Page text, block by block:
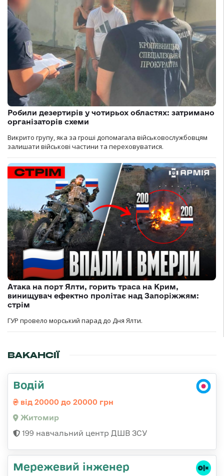
Робили дезертирів у чотирьох областях: затримано
організаторів схеми
Викрито групу, яка за гроші допомагала військовослужбовцям
залишати військові частини та переховуватися.
Атака на порт Ялти, горить траса на Крим,
винищувач ефектно пролітає над Запоріжжям:
стрім
ГУР провело морський парад до Дня Ялти.
ВАКАНСІЇ
Водій
від 20000 до 20000 грн
Житомир
199 навчальний центр ДШВ ЗСУ
Мережевий інженер